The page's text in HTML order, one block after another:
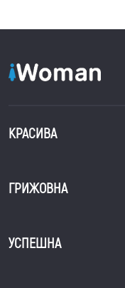
КРАСИВА
ГРИЖОВНА
УСПЕШНА